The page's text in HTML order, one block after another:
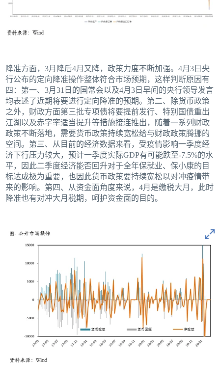
降准方面，3月降后4月又降，政策力度不断加强。4月3日央
行公布的定向降准操作整体符合市场预期，这样判断原因有
四：第一、3月31日的国常会以及4月3日早间的央行领导发言
均表述了近期将要进行定向降准的预期。第二、除货币政策
之外，财政方面第三批专项债将要提前发行、特别国债重出
江湖以及赤字率适当提升等措施接连推出，随着一系列财政
政策不断落地，需要货币政策持续宽松给与财政政策腾挪的
空间。第三、从目前的经济数据来看，受疫情影响一季度经
济下行压力较大，预计一季度实际GDP有可能跌至-7.5%的水
平，因此二季度经济能否回升对于全年保就业、保小康的目
标达成极为重要，也因此货币政策要持续宽松以对冲疫情带
来的影响。第四、从资金面角度来说，4月是缴税大月，此时
降准也有对冲大月税期，呵护资金面的目的。